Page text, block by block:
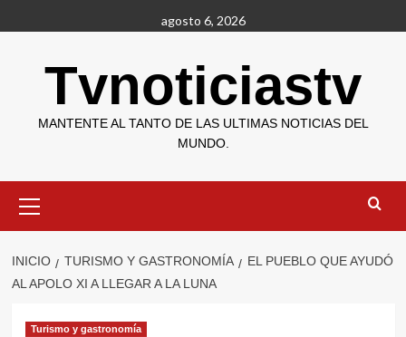
al
agosto 6, 2026
Tvnoticiastv
MANTENTE AL TANTO DE LAS ULTIMAS NOTICIAS DEL
MUNDO.
primario
INICIO TURISMO Y GASTRONOMÍA
EL PUEBLO QUE AYUDÓ
AL APOLO XI A LLEGAR A LA LUNA
Turismo y gastronomía